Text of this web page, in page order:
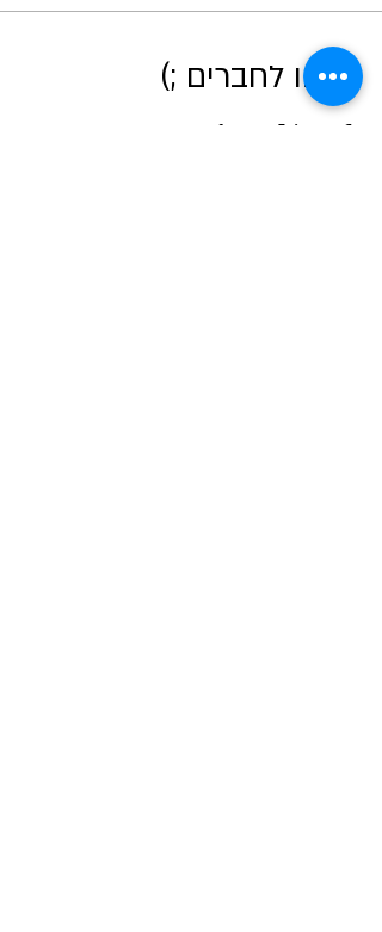
קראו לחברים ;)